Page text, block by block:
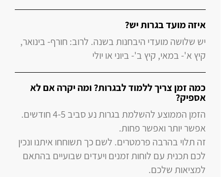
איזה מועד בגרות יש?
יש שלושה מועדי היבחנות בשנה. לרוב: חורף- בינואר,
קיץ א'- במאי, קיץ ב'- ביוני או יולי
כמה זמן צריך ללמוד לבגרות? ומה יקרה אם לא
אספיק?
הזמן הממוצע להשלמת בגרות נע סביב 4-5 חודשים.
אפשר יותר ואפשר פחות.
זה תלוי בהרבה פרמטרים. לשם כך תשוחחו איתנו ונכין
לכם תכנית עם לוחות זמנים ויעדים שבועיים בהתאם
למציאות שלכם.